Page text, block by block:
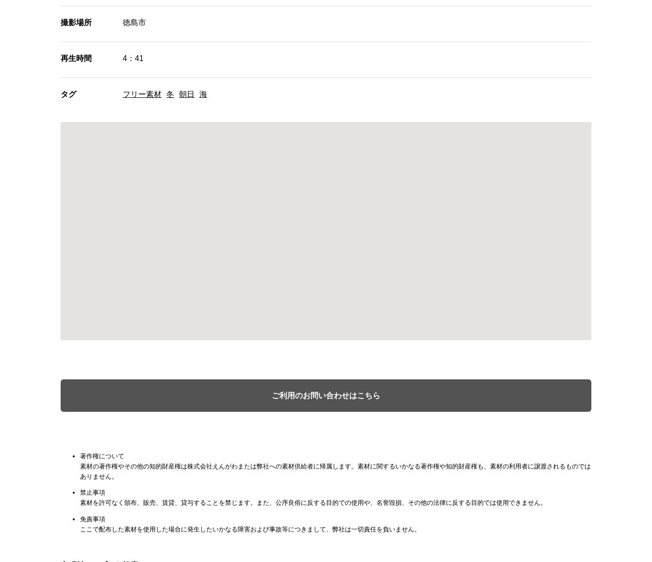
撮影場所 徳島市
再生時間 4：41
タグ フリー素材 冬 朝日 海
ご利用のお問い合わせはこちら
著作権について
素材の著作権やその他の知的財産権は株式会社えんがわまたは弊社への素材供給者に帰属します。素材に関するいかなる著作権や知的財産権も、素材の利用者に譲渡されるものでは
ありません。
禁止事項
素材を許可なく頒布、販売、賃貸、貸与することを禁じます。また、公序良俗に反する目的での使用や、名誉毀損、その他の法律に反する目的では使用できません。
免責事項
ここで配布した素材を使用した場合に発生したいかなる障害および事故等につきまして、弊社は一切責任を負いません。